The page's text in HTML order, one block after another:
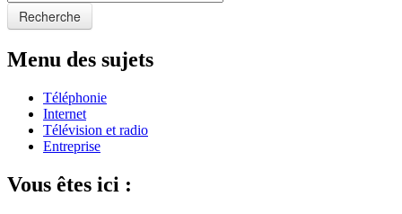
Recherche
Menu des sujets
Téléphonie
Internet
Télévision et radio
Entreprise
Vous êtes ici :